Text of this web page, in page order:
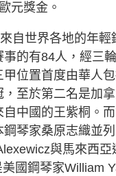
元獎金。
自世界各地的年輕
的有84人，經三
位置首度由華人
至於第二名是加
自中國的王紫桐。
琴家桑原志織並
與馬來西亞
國鋼琴家William